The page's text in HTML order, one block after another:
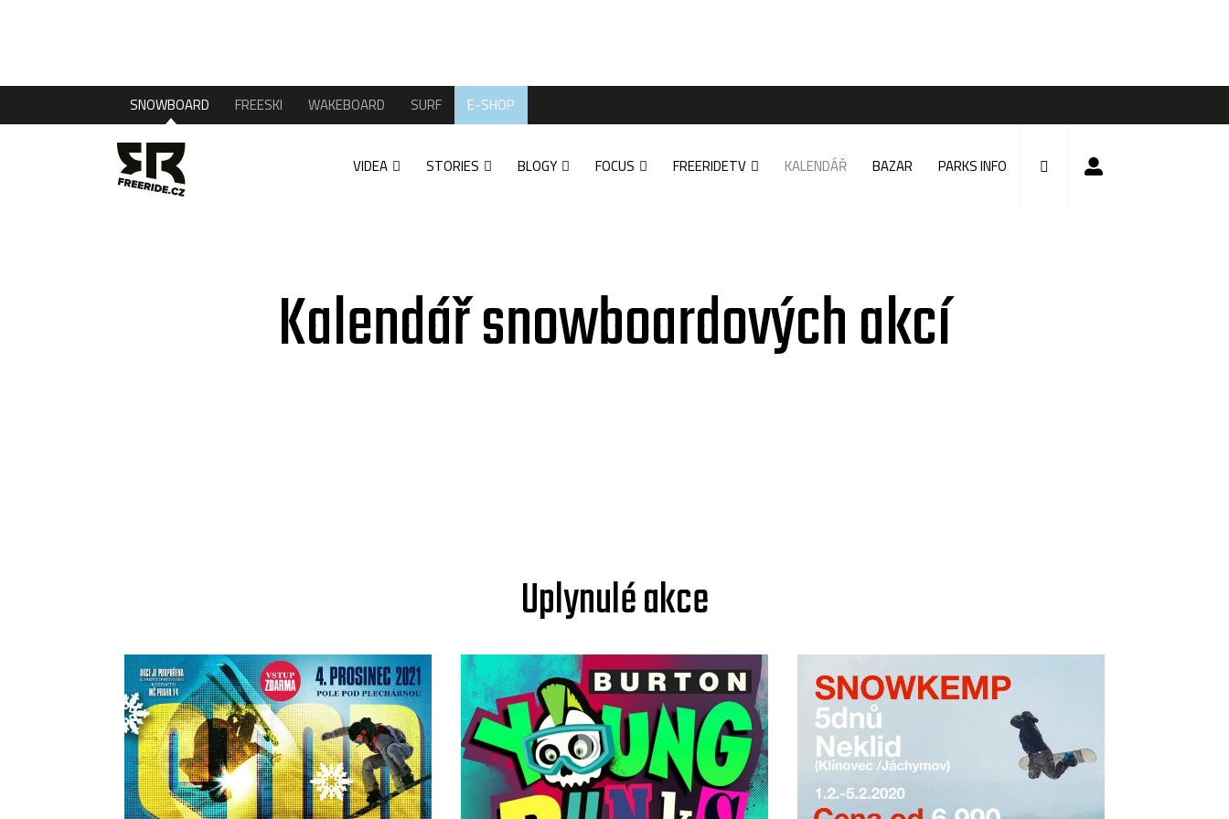
SNOWBOARD FREESKI WAKEBOARD SURF E-SHOP
VIDEA STORIES BLOGY FOCUS FREERIDETV KALENDÁŘ BAZAR PARKS INFO
Kalendář snowboardových akcí
Uplynulé akce